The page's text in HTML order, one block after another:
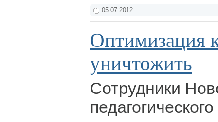
05.07.2012
Оптимизация
уничтожить
Сотрудники